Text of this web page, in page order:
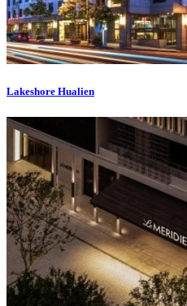
Lakeshore Hualien